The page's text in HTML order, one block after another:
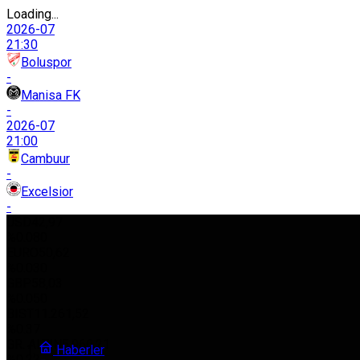
Loading...
2026-07
21:30
Boluspor
-
Manisa FK
-
2026-07
21:00
Cambuur
-
Excelsior
-
GR. ALTIN 5.966,21
Haberler